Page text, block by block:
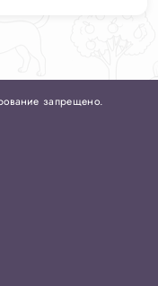
запрещено.